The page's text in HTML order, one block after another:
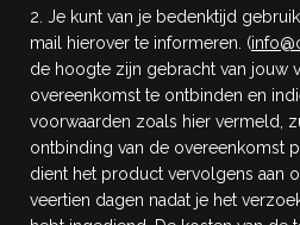
2. Je kunt van je bedenktijd
mail hierover te informeren. (
de hoogte zijn gebracht van jouw
overeenkomst te ontbinden en
voorwaarden zoals hier vermeld,
ontbinding van de overeenkomst
dient het product vervolgens aan
veertien dagen nadat je het